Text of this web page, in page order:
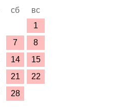
сб
вс
1
7
8
14
15
21
22
28